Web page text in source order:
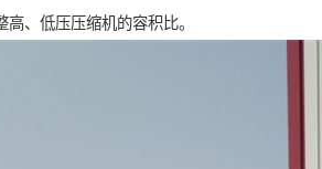
、低压压缩机的容积比。